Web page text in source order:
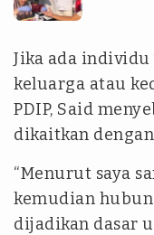
Jika ada
keluarga atau
PDIP, Said
dikaitkan
“Menurut saya
kemudian
dijadikan dasar